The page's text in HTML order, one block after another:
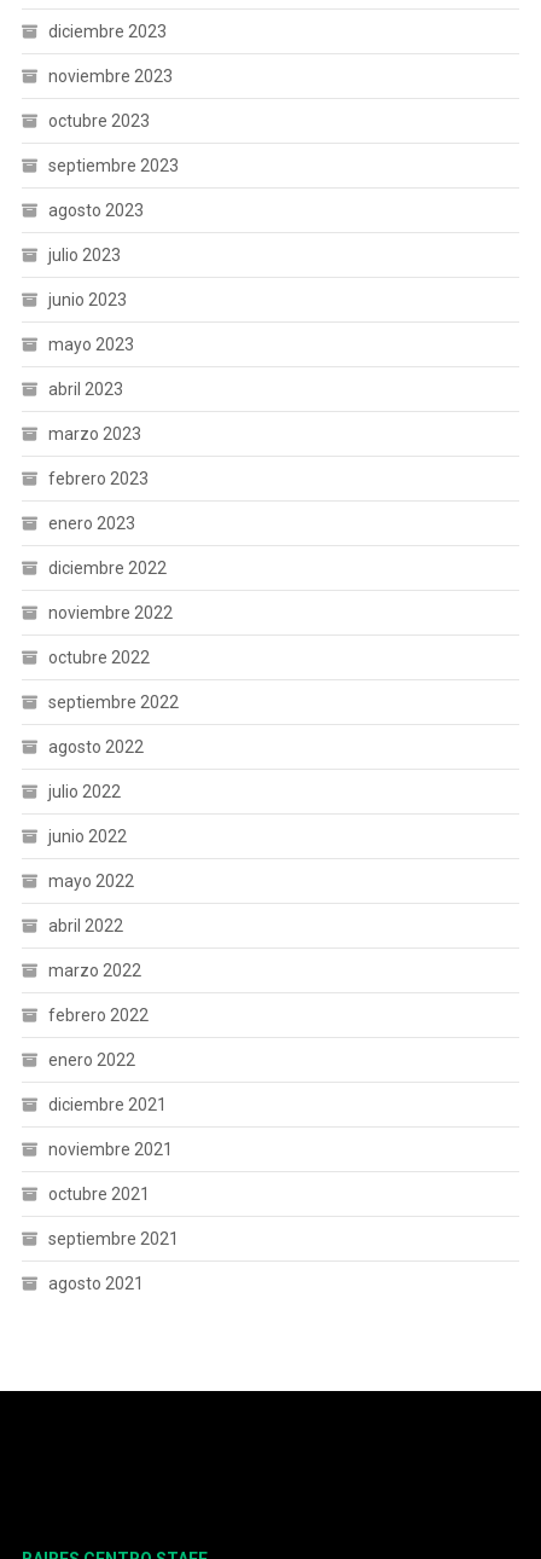
diciembre 2023
noviembre 2023
octubre 2023
septiembre 2023
agosto 2023
julio 2023
junio 2023
mayo 2023
abril 2023
marzo 2023
febrero 2023
enero 2023
diciembre 2022
noviembre 2022
octubre 2022
septiembre 2022
agosto 2022
julio 2022
junio 2022
mayo 2022
abril 2022
marzo 2022
febrero 2022
enero 2022
diciembre 2021
noviembre 2021
octubre 2021
septiembre 2021
agosto 2021